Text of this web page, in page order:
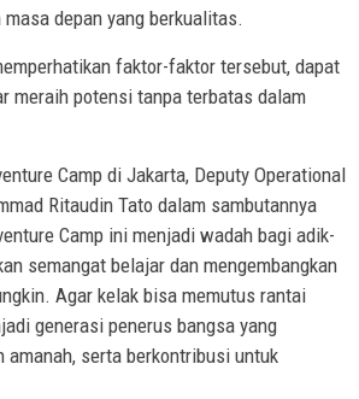
depan yang berkualitas.
faktor-faktor tersebut, dapat
meraih potensi tanpa terbatas dalam
Camp di Jakarta, Deputy Operational
Ritaudin Tato dalam sambutannya
Camp ini menjadi wadah bagi adik-
semangat belajar dan mengembangkan
Agar kelak bisa memutus rantai
generasi penerus bangsa yang
amanah, serta berkontribusi untuk